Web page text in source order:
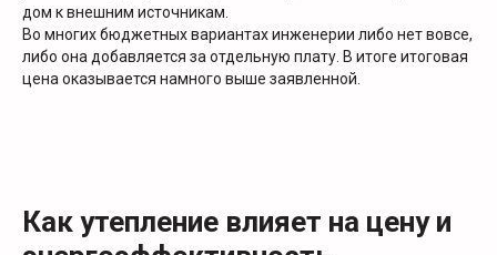
дом к внешним источникам.
Во многих бюджетных вариантах инженерии либо нет вовсе,
либо она добавляется за отдельную плату. В итоге итоговая
цена оказывается намного выше заявленной.
Как утепление влияет на цену и